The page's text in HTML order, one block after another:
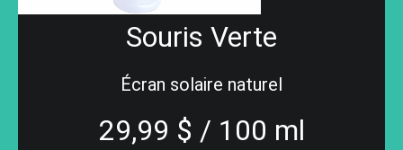
Souris Verte
Écran solaire naturel
29,99 $ / 100 ml